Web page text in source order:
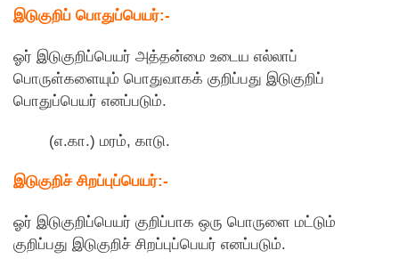
இடுகுறிப் பொதுப்பெயர்:-
ஓர் இடுகுறிப்பெயர் அத்தன்மை உடைய எல்லாப்
பொருள்களையும் பொதுவாகக் குறிப்பது இடுகுறிப்
பொதுப்பெயர் எனப்படும்.
(எ.கா.) மரம், காடு.
இடுகுறிச் சிறப்புப்பெயர்:-
ஓர் இடுகுறிப்பெயர் குறிப்பாக ஒரு பொருளை மட்டும்
குறிப்பது இடுகுறிச் சிறப்புப்பெயர் எனப்படும்.